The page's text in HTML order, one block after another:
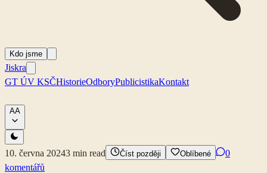
Kdo jsme
Jiskra
GT ÚV KSČHistorieOdboryPublicistikaKontakt
AA
10. června 20243 min read Číst později Oblíbené
0
komentářů